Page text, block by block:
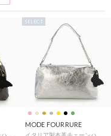
MODE FOURRURE
SELECT